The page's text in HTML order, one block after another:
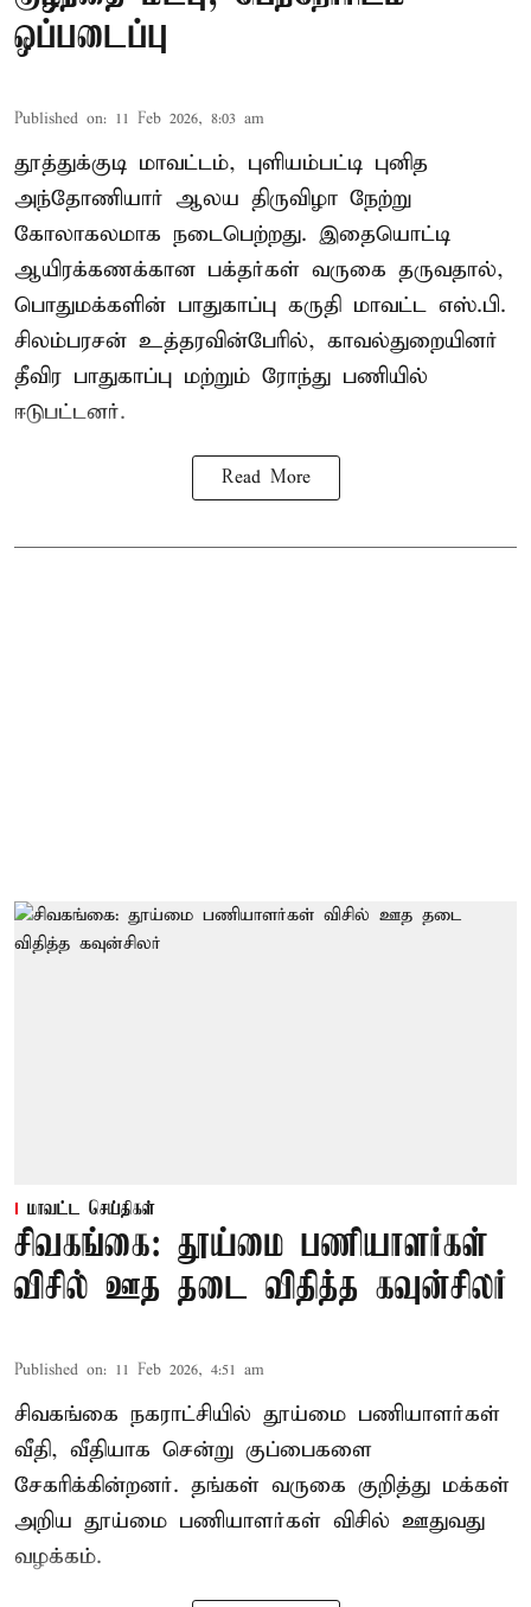
ஒப்படைப்பு
Published on: 11 Feb 2026, 8:03 am
தூத்துக்குடி மாவட்டம், புளியம்பட்டி புனித
அந்தோணியார் ஆலய திருவிழா நேற்று
கோலாகலமாக நடைபெற்றது. இதையொட்டி
ஆயிரக்கணக்கான பக்தர்கள் வருகை தருவதால்,
பொதுமக்களின் பாதுகாப்பு கருதி மாவட்ட எஸ்.பி.
சிலம்பரசன் உத்தரவின்பேரில், காவல்துறையினர்
தீவிர பாதுகாப்பு மற்றும் ரோந்து பணியில்
ஈடுபட்டனர்.
Read More
மாவட்ட செய்திகள்
சிவகங்கை: தூய்மை பணியாளர்கள்
விசில் ஊத தடை விதித்த கவுன்சிலர்
Published on: 11 Feb 2026, 4:51 am
சிவகங்கை நகராட்சியில் தூய்மை பணியாளர்கள்
வீதி, வீதியாக சென்று குப்பைகளை
சேகரிக்கின்றனர். தங்கள் வருகை குறித்து மக்கள்
அறிய தூய்மை பணியாளர்கள் விசில் ஊதுவது
வழக்கம்.